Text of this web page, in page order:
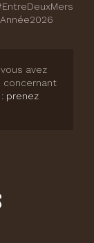
avez
concernant
: prenez